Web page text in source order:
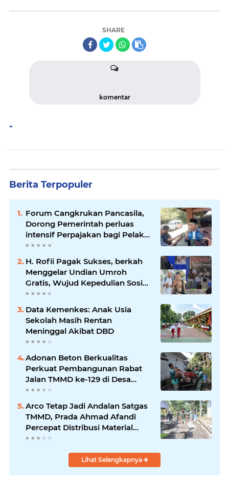
SHARE
komentar
-
Berita Terpopuler
Forum Cangkrukan Pancasila,
Dorong Pemerintah perluas
intensif Perpajakan bagi Pelaku
Usaha UMKM.
H. Rofii Pagak Sukses, berkah
Menggelar Undian Umroh
Gratis, Wujud Kepedulian Sosial
berbagi.
Data Kemenkes: Anak Usia
Sekolah Masih Rentan
Meninggal Akibat DBD
Adonan Beton Berkualitas
Perkuat Pembangunan Rabat
Jalan TMMD ke-129 di Desa
Ledoktempuro
Arco Tetap Jadi Andalan Satgas
TMMD, Prada Ahmad Afandi
Percepat Distribusi Material
Pengecoran
Lihat Selengkapnya